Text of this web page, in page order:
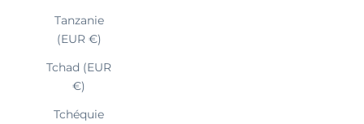
Tanzanie
(EUR €)
Tchad (EUR
€)
Tchéquie